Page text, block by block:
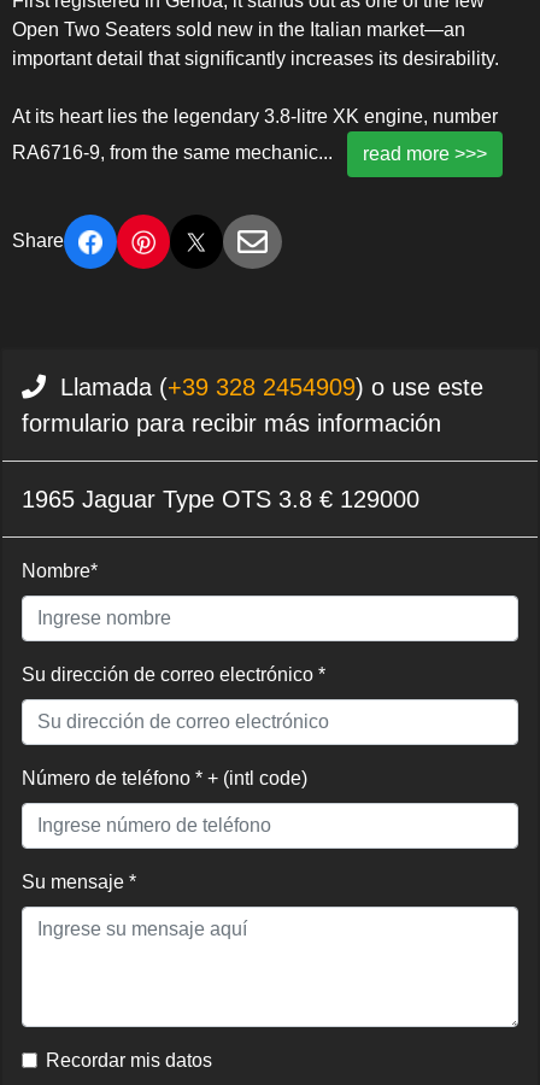
Open Two Seaters sold new in the Italian market—an
important detail that significantly increases its desirability.
At its heart lies the legendary 3.8-litre XK engine, number
RA6716-9, from the same mechanic... read more >>>
Share
Llamada (+39 328 2454909) o use este
formulario para recibir más información
1965 Jaguar Type OTS 3.8 € 129000
Nombre*
Su dirección de correo electrónico *
Número de teléfono * + (intl code)
Su mensaje *
Recordar mis datos